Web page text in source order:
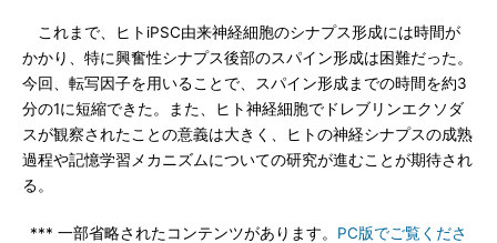
これまで、ヒトiPSC由来神経細胞のシナプス形成には時間が
かかり、特に興奮性シナプス後部のスパイン形成は困難だった。
今回、転写因子を用いることで、スパイン形成までの時間を約3
分の1に短縮できた。また、ヒト神経細胞でドレブリンエクソダ
スが観察されたことの意義は大きく、ヒトの神経シナプスの成熟
過程や記憶学習メカニズムについての研究が進むことが期待され
る。
*** 一部省略されたコンテンツがあります。 PC版でご覧くださ